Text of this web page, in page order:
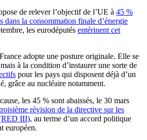
de relever l’objectif de l’UE à 45 %
dans la consommation finale d’énergie
les eurodéputés entérinent cet
adopte une posture originale. Elle se
à la condition d’instaurer une sorte de
pour les pays qui disposent déjà d’un
grâce au nucléaire notamment.
les 45 % sont abaissés, le 30 mars
révision de la directive sur les
III), au terme d’un accord politique
européen.